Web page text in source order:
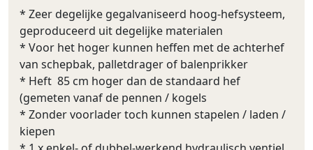
* Zeer degelijke gegalvaniseerd hoog-hefsysteem,
geproduceerd uit degelijke materialen
* Voor het hoger kunnen heffen met de achterhef
van schepbak, palletdrager of balenprikker
* Heft 85 cm hoger dan de standaard hef
(gemeten vanaf de pennen / kogels
* Zonder voorlader toch kunnen stapelen / laden /
kiepen